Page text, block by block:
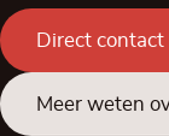
Direct contact
Meer weten